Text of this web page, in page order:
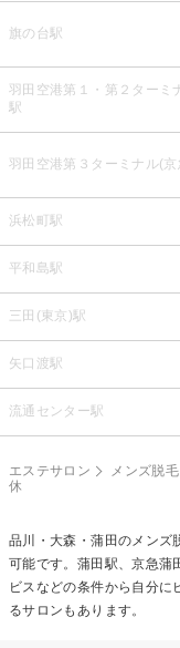
旗の台駅
羽田空港第１・第２ターミ
駅
羽田空港第３ターミナル(京
浜松町駅
平和島駅
三田(東京)駅
矢口渡駅
流通センター駅
エステサロン メンズ脱
休
品川・大森・蒲田の メンズ
可能です。蒲田駅、京急蒲
ビスなどの条件から自分に
るサロンもあります。